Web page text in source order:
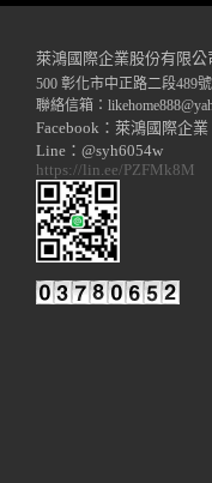
萊鴻國際企業股份有限
500 彰化市中正路二段489
聯絡信箱： likehome888@y
Facebook：萊鴻國際企業
Line：@syh6054w
https://lin.ee/PZFMk8M